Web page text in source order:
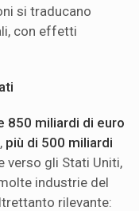
si traducano
con effetti
850 miliardi di euro
più di 500 miliardi
verso gli Stati Uniti,
industrie del
rilevante: